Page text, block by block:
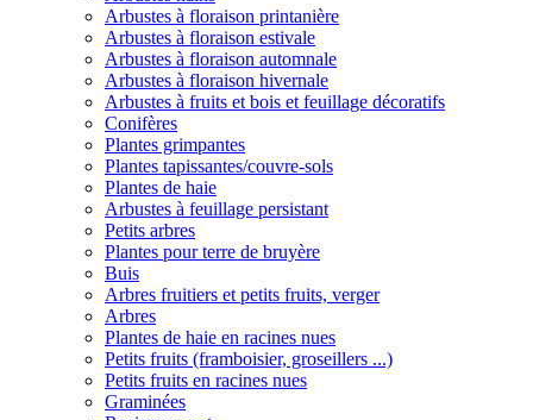
Arbustes à floraison printanière
Arbustes à floraison estivale
Arbustes à floraison automnale
Arbustes à floraison hivernale
Arbustes à fruits et bois et feuillage décoratifs
Conifères
Plantes grimpantes
Plantes tapissantes/couvre-sols
Plantes de haie
Arbustes à feuillage persistant
Petits arbres
Plantes pour terre de bruyère
Buis
Arbres fruitiers et petits fruits, verger
Arbres
Plantes de haie en racines nues
Petits fruits (framboisier, groseillers ...)
Petits fruits en racines nues
Graminées